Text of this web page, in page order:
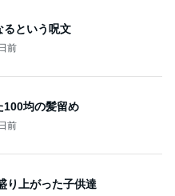
るという呪文
前
100均の髪留め
前
り上がった子供達